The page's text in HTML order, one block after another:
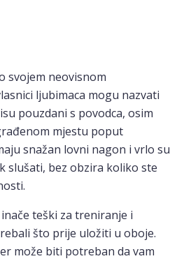
svojem neovisnom
ljubimaca mogu nazvati
pouzdani s povodca, osim
mjestu poput
snažan lovni nagon i vrlo su
slušati, bez obzira koliko ste
teški za treniranje i
što prije uložiti u oboje.
može biti potreban da vam